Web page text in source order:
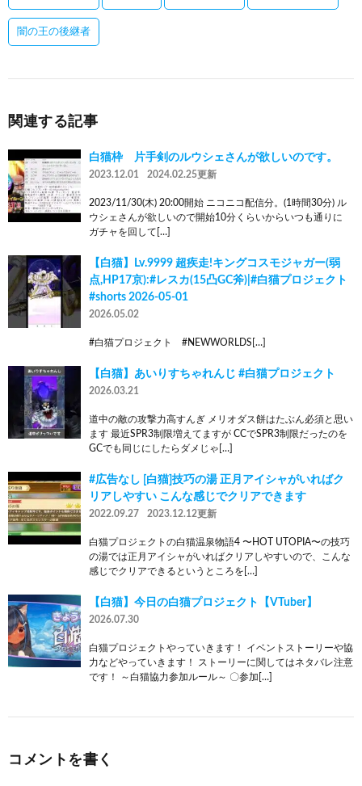
闇の王の後継者
関連する記事
白猫枠 片手剣のルウシェさんが欲しいのです。
2023.12.01 2024.02.25更新
2023/11/30(木) 20:00開始 ニコニコ配信分。(1時間30分) ル
ウシェさんが欲しいので開始10分くらいからいつも通りに
ガチャを回して[…]
【白猫】Lv.9999 超疾走!キングコスモジャガー(弱
点,HP17京):#レスカ(15凸GC斧)|#白猫プロジェクト
#shorts 2026-05-01
2026.05.02
#白猫プロジェクト #NEWWORLDS[…]
【白猫】あいりすちゃれんじ #白猫プロジェクト
2026.03.21
道中の敵の攻撃力高すんぎ メリオダス餅はたぶん必須と思い
ます 最近SPR3制限増えてますが CCでSPR3制限だったのを
GCでも同じにしたらダメじゃ[…]
#広告なし [白猫]技巧の湯 正月アイシャがいればク
リアしやすい こんな感じでクリアできます
2022.09.27 2023.12.12更新
白猫プロジェクトの白猫温泉物語4 〜HOT UTOPIA〜の技巧
の湯では正月アイシャがいればクリアしやすいので、こんな
感じでクリアできるというところを[…]
【白猫】今日の白猫プロジェクト【VTuber】
2026.07.30
白猫プロジェクトやっていきます！ イベントストーリーや協
力などやっていきます！ ストーリーに関してはネタバレ注意
です！ ～白猫協力参加ルール～ 〇参加[…]
コメントを書く